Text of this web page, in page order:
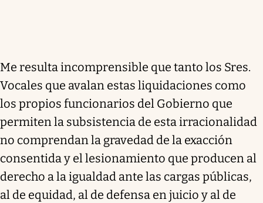
Me resulta incomprensible que tanto los Sres.
Vocales que avalan estas liquidaciones como
los propios funcionarios del Gobierno que
permiten la subsistencia de esta irracionalidad
no comprendan la gravedad de la exacción
consentida y el lesionamiento que producen al
derecho a la igualdad ante las cargas públicas,
al de equidad, al de defensa en juicio y al de